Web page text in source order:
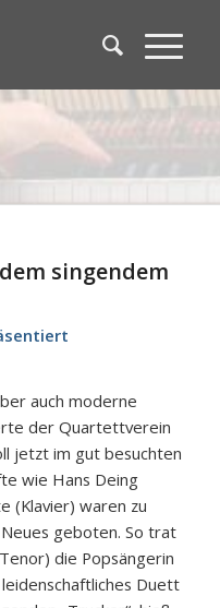
singendem
auch moderne
der Quartettverein
jetzt im gut besuchten
wie Hans Deing
(Klavier) waren zu
geboten. So trat
die Popsängerin
leidenschaftliches Duett